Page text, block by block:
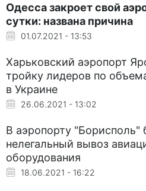
Одесса закроет свой
сутки: названа причина
01.07.2021 - 13:53
Харьковский аэропорт
тройку лидеров по
в Украине
26.06.2021 - 13:02
В аэропорту "Борисполь"
нелегальный вывоз
оборудования
18.06.2021 - 16:22